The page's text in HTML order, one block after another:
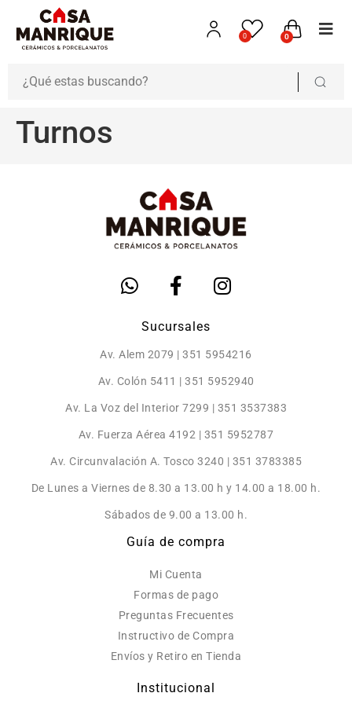
0 0
Turnos
Sucursales
Av. Alem 2079 | 351 5954216
Av. Colón 5411 | 351 5952940
Av. La Voz del Interior 7299 | 351 3537383
Av. Fuerza Aérea 4192 | 351 5952787
Av. Circunvalación A. Tosco 3240 | 351 3783385
De Lunes a Viernes de 8.30 a 13.00 h y 14.00 a 18.00 h.
Sábados de 9.00 a 13.00 h.
Guía de compra
Mi Cuenta
Formas de pago
Preguntas Frecuentes
Instructivo de Compra
Envíos y Retiro en Tienda
Institucional